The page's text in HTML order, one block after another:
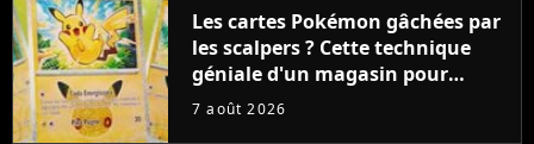
Les cartes Pokémon gâchées par
les scalpers ? Cette technique
géniale d'un magasin pour
ruiner les revendeurs
7 août 2026